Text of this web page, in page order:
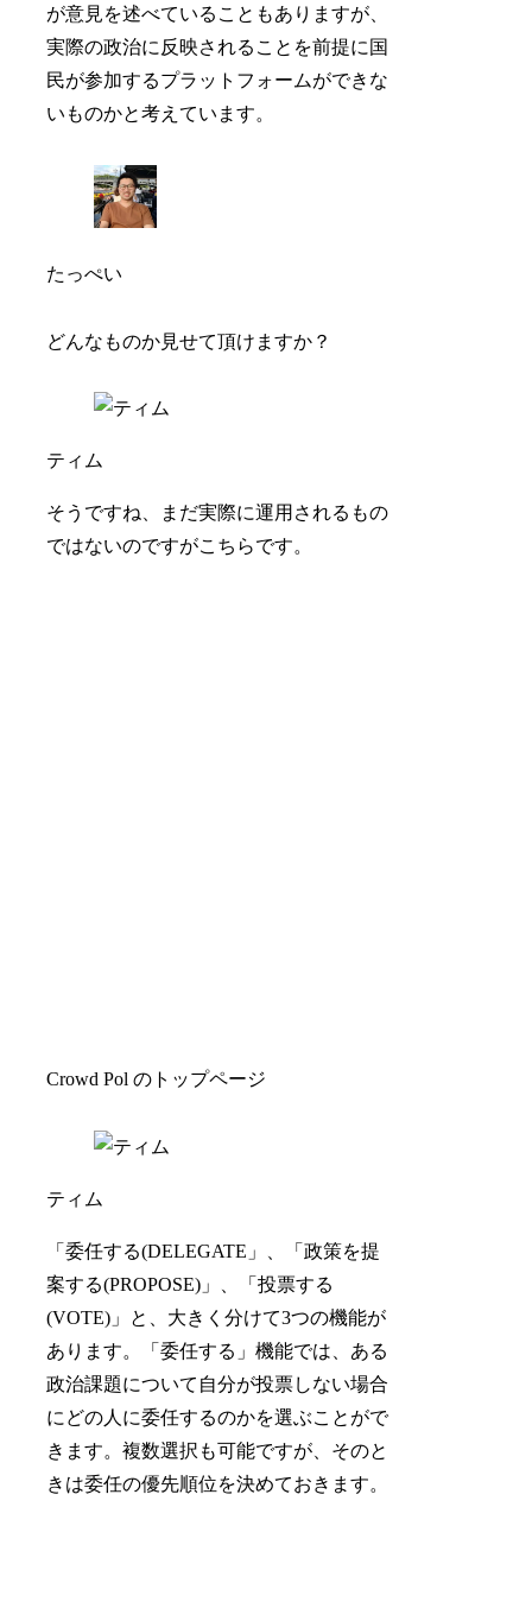
が意見を述べていることもありますが、
実際の政治に反映されることを前提に国
民が参加するプラットフォームができな
いものかと考えています。
たっぺい
どんなものか見せて頂けますか？
ティム
そうですね、まだ実際に運用されるもの
ではないのですがこちらです。
きは委任の優先順位を決めておきます。